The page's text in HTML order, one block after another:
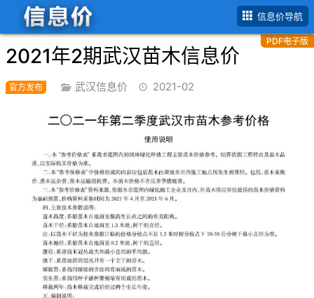
信息价导航
首页 武汉市
2021年2期武汉苗木信息价
PDF电子版
武汉信息价 2021-02